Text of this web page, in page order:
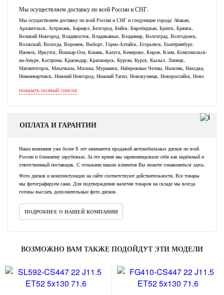
Мы осуществляем доставку по всей России и СНГ.
Мы осуществляем доставку по всей России и СНГ и следующие города: Абакан,
Архангельск, Астрахань, Барнаул, Белгород, Бийск, Биробиджан, Братск, Брянск,
Великий Новгород, Владивосток, Владикавказ, Владимир, Волгоград, Волгодонск,
Волжский, Вологда, Воронеж, Выборг, Горно-Алтайск, Егорьевск, Екатеринбург,
Ижевск, Иркутск, Йошкар-Ола, Казань, Калуга, Кемерово, Киров, Клин, Комсомольск-
на-Амуре, Кострома, Краснодар, Красноярск, Курган, Курск, Кызыл, Липецк,
Магнитогорск, Махачкала, Москва, Мурманск, Набережные Челны, Нальчик, Находка,
Нижневартовск, Нижний Новгород, Нижний Тагил, Новокузнецк, Новороссийск, Ново
показать полный список
ОПЛАТА И ГАРАНТИИ
Наша компания уже более 5 лет занимается продажей автомобильных дисков по всей
России и ближнему зарубежью. За это время мы зарекомендовали себя как надёжный и
ответственный поставщик. С отзывами наших клиентов Вы можете ознакомиться здесь.
Фото дисков и комплектующих на сайте соответствуют действительности. Все товары
мы фотографируем сами. Для подтверждения наличия товаров на складе мы всегда
готовы выслать дополнительные фото дисков.
ПОДРОБНЕЕ О НАШЕЙ КОМПАНИИ
ВОЗМОЖНО ВАМ ТАКЖЕ ПОДОЙДУТ ЭТИ МОДЕЛИ